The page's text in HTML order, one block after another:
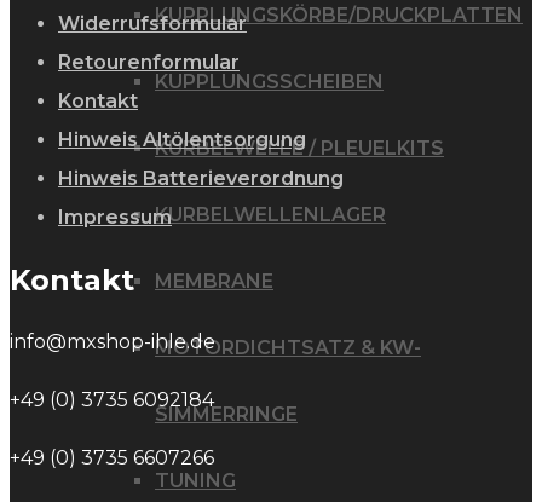
KUPPLUNGSKÖRBE/DRUCKPLATTEN
KUPPLUNGSSCHEIBEN
KURBELWELLE / PLEUELKITS
KURBELWELLENLAGER
MEMBRANE
MOTORDICHTSATZ & KW-
SIMMERRINGE
TUNING
Widerrufsformular
Retourenformular
Kontakt
Hinweis Altölentsorgung
Hinweis Batterieverordnung
Impressum
Kontakt
info@mxshop-ihle.de
+49 (0) 3735 6092184
+49 (0) 3735 6607266